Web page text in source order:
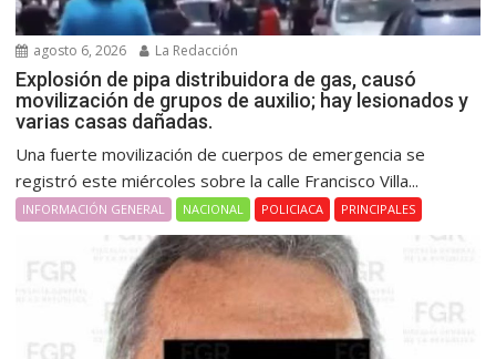
agosto 6, 2026 La Redacción
Explosión de pipa distribuidora de gas, causó
movilización de grupos de auxilio; hay lesionados y
varias casas dañadas.
Una fuerte movilización de cuerpos de emergencia se
registró este miércoles sobre la calle Francisco Villa...
INFORMACIÓN GENERAL NACIONAL POLICIACA PRINCIPALES